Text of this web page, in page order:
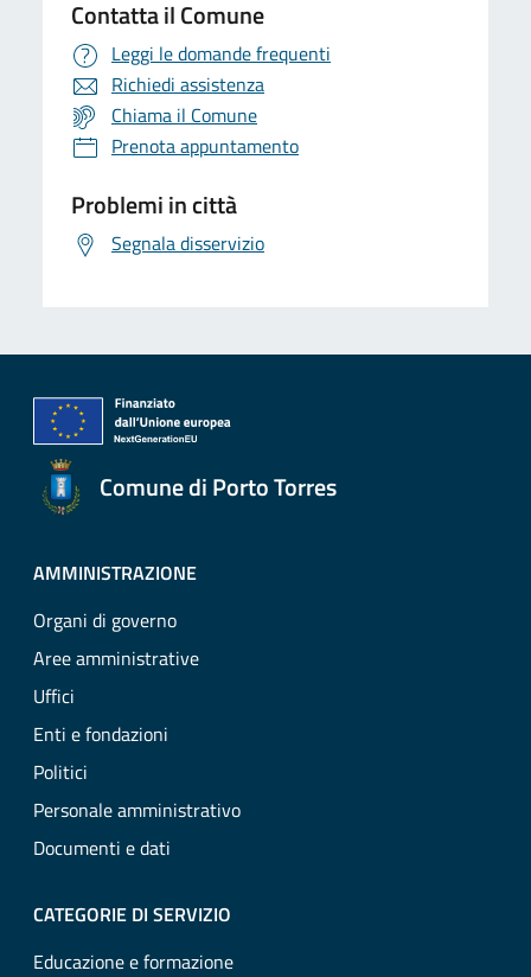
Contatta il Comune
Leggi le domande frequenti
Richiedi assistenza
Chiama il Comune
Prenota appuntamento
Problemi in città
Segnala disservizio
Comune di Porto Torres
AMMINISTRAZIONE
Organi di governo
Aree amministrative
Uffici
Enti e fondazioni
Politici
Personale amministrativo
Documenti e dati
CATEGORIE DI SERVIZIO
Educazione e formazione